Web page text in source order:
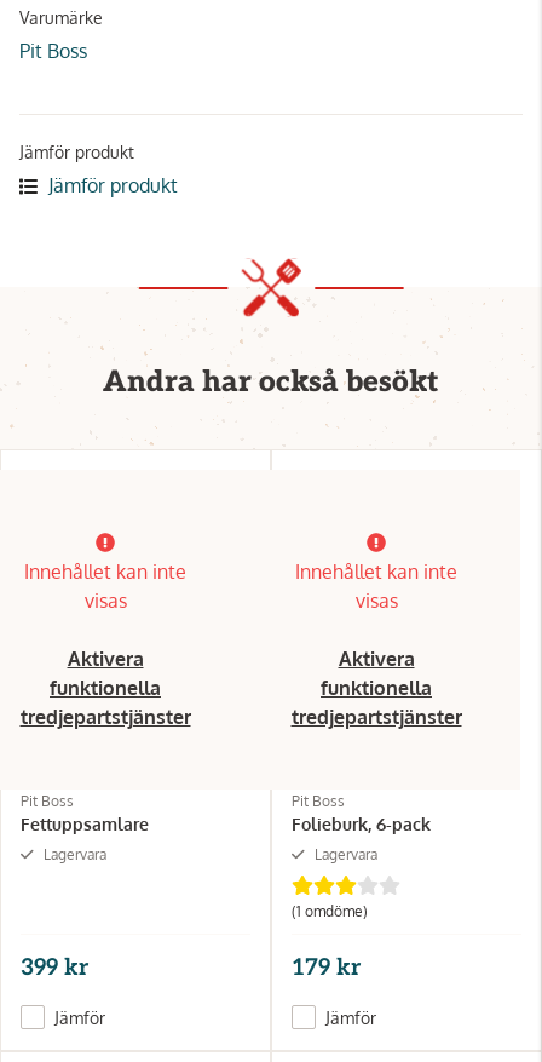
Varumärke
Pit Boss
Jämför produkt
Jämför produkt
Andra har också besökt
Innehållet kan inte
visas
Aktivera
funktionella
tredjepartstjänster
Pit Boss
Fettuppsamlare
Lagervara
399 kr
Jämför
Innehållet kan inte
visas
Aktivera
funktionella
tredjepartstjänster
Pit Boss
Folieburk, 6-pack
Lagervara
(1 omdöme)
179 kr
Jämför